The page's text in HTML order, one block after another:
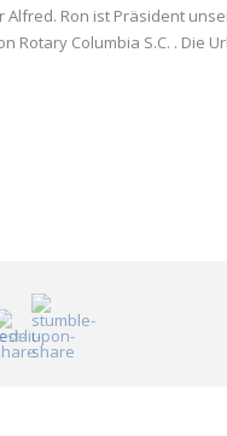
Alfred. Ron ist Präsident
Rotary Columbia S.C. . Die